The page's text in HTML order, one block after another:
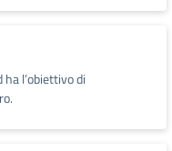
l’obiettivo di